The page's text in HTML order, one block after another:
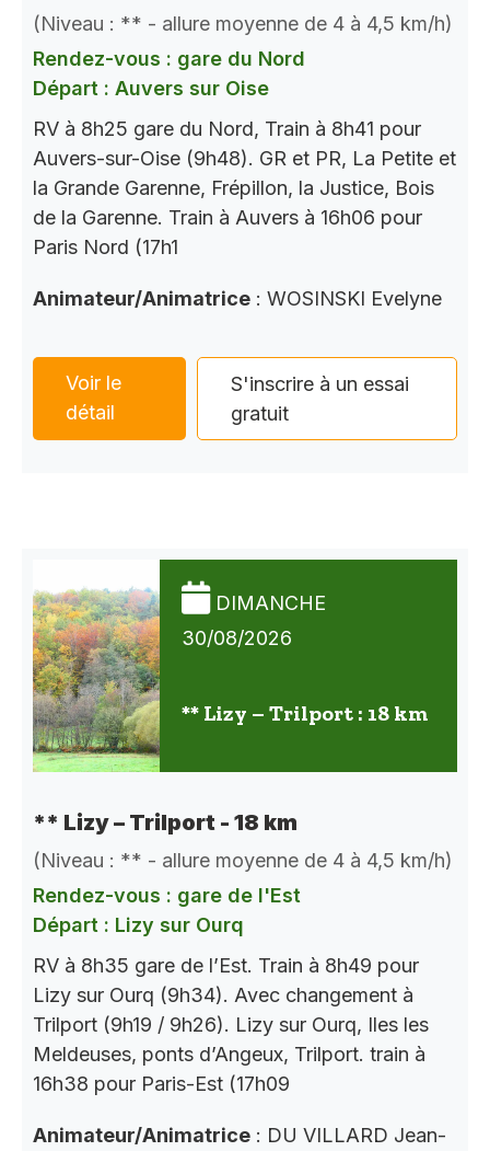
(Niveau : ** - allure moyenne de 4 à 4,5 km/h)
Rendez-vous : gare du Nord
Départ : Auvers sur Oise
RV à 8h25 gare du Nord, Train à 8h41 pour
Auvers-sur-Oise (9h48). GR et PR, La Petite et
la Grande Garenne, Frépillon, la Justice, Bois
de la Garenne. Train à Auvers à 16h06 pour
Paris Nord (17h1
Animateur/Animatrice : WOSINSKI Evelyne
Voir le
détail
S'inscrire à un essai
gratuit
DIMANCHE
30/08/2026
** Lizy – Trilport : 18 km
** Lizy – Trilport - 18 km
(Niveau : ** - allure moyenne de 4 à 4,5 km/h)
Rendez-vous : gare de l'Est
Départ : Lizy sur Ourq
RV à 8h35 gare de l’Est. Train à 8h49 pour
Lizy sur Ourq (9h34). Avec changement à
Trilport (9h19 / 9h26). Lizy sur Ourq, Iles les
Meldeuses, ponts d’Angeux, Trilport. train à
16h38 pour Paris-Est (17h09
Animateur/Animatrice : DU VILLARD Jean-